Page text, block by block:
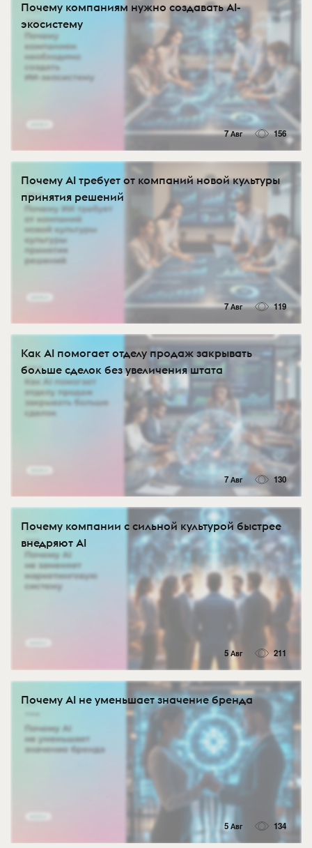
Почему компаниям нужно создавать AI-
экосистему
7 Авг 156
Почему AI требует от компаний новой культуры
принятия решений
7 Авг 119
Как AI помогает отделу продаж закрывать
больше сделок без увеличения штата
7 Авг 130
Почему компании с сильной культурой быстрее
внедряют AI
5 Авг 211
Почему AI не уменьшает значение бренда
5 Авг 134